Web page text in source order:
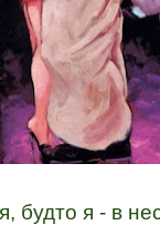
будто я - в